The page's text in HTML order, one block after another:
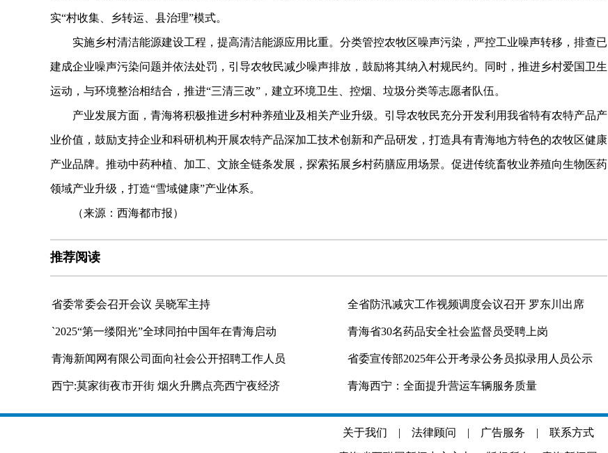
实“村收集、乡转运、县治理”模式。
实施乡村清洁能源建设工程，提高清洁能源应用比重。分类管控农牧区噪声污染，严控工业噪声转移，排查已
建成企业噪声污染问题并依法处罚，引导农牧民减少噪声排放，鼓励将其纳入村规民约。同时，推进乡村爱国卫生
运动，与环境整治相结合，推进“三清三改”，建立环境卫生、控烟、垃圾分类等志愿者队伍。
产业发展方面，青海将积极推进乡村种养殖业及相关产业升级。引导农牧民充分开发利用我省特有农特产品产
业价值，鼓励支持企业和科研机构开展农特产品深加工技术创新和产品研发，打造具有青海地方特色的农牧区健康
产业品牌。推动中药种植、加工、文旅全链条发展，探索拓展乡村药膳应用场景。促进传统畜牧业养殖向生物医药
领域产业升级，打造“雪域健康”产业体系。
（来源：西海都市报）
推荐阅读
省委常委会召开会议 吴晓军主持 全省防汛减灾工作视频调度会议召开 罗东川出席
`2025“第一缕阳光”全球同拍中国年在青海启动 青海省30名药品安全社会监督员受聘上岗
青海新闻网有限公司面向社会公开招聘工作人员 省委宣传部2025年公开考录公务员拟录用人员公示
西宁:莫家街夜市开街 烟火升腾点亮西宁夜经济 青海西宁：全面提升营运车辆服务质量
关于我们 | 法律顾问 | 广告服务 | 联系方式